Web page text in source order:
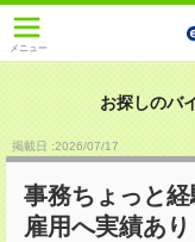
メニュー
お探しのバ
掲載日 :2026/07/17
事務ちょっと
雇用へ実績あり